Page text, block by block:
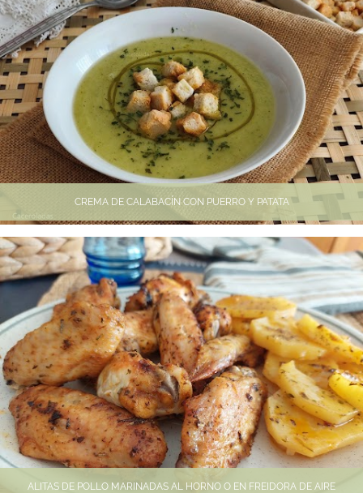
CREMA DE CALABACÍN CON PUERRO Y PATATA
ALITAS DE POLLO MARINADAS AL HORNO O EN FREIDORA DE AIRE